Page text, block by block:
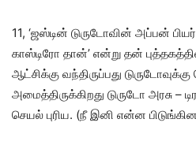
11, ‘ஜஸ்டின் டுருடோவின் அப்பன்
காஸ்டிரோ தான்’ என்று தன்
ஆட்சிக்கு வந்திருப்பது
அமைத்திருக்கிறது டுருடோ அரசு –
செயல் புரிய. (நீ இனி என்ன